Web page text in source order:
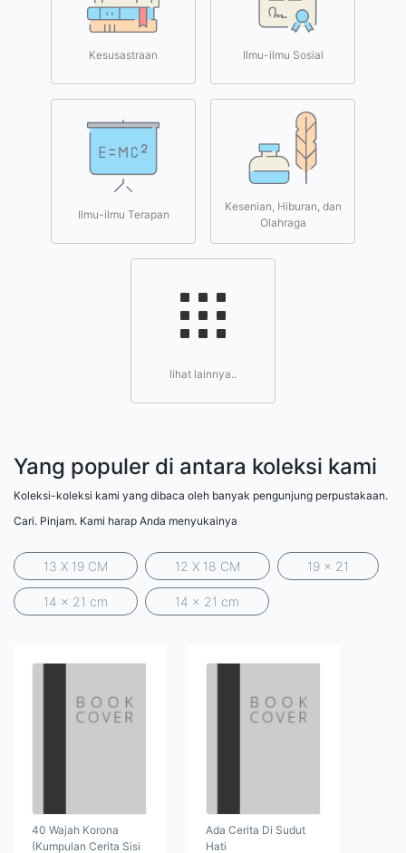
Kesusastraan Ilmu-ilmu Sosial
Ilmu-ilmu Terapan
Kesenian, Hiburan, dan
Olahraga
lihat lainnya..
Yang populer di antara koleksi kami
Koleksi-koleksi kami yang dibaca oleh banyak pengunjung perpustakaan.
Cari. Pinjam. Kami harap Anda menyukainya
13 X 19 CM 12 X 18 CM 19 x 21
14 x 21 cm 14 x 21 cm
40 Wajah Korona
(Kumpulan Cerita Sisi
Ada Cerita Di Sudut
Hati